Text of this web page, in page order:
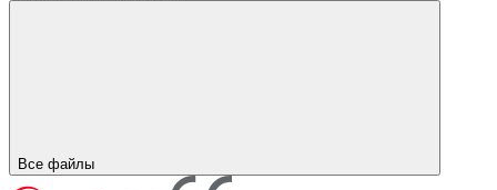
Все файлы